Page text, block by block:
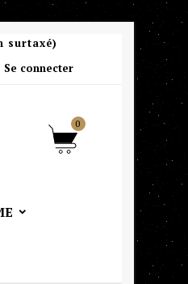
surtaxé)
Se connecter
0